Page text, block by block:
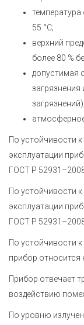
55 °С;
верхний
более 80 %
допустимая
загрязнений);
По устойчивости
эксплуатации
ГОСТ Р
По устойчивости
эксплуатации
ГОСТ Р
По устойчивости
прибор относится
Прибор отвечает
воздействию
По уровню